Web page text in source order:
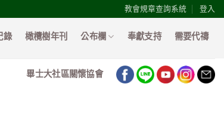
教會規章查詢系統 登入
錄 橄欖樹年刊 公布欄 奉獻支持 需要代禱
畢士大社區關懷協會